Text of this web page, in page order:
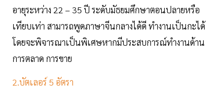
อายุระหว่าง 22 – 35 ปี ระดับมัธยมศึกษาตอนปลายหรือ
เทียบเท่า สามารถพูดภาษาจีนกลางได้ดี ทำงานเป็นกะได้
โดยจะพิจารณาเป็นพิเศษหากมีประสบการณ์ทำงานด้าน
การตลาด การขาย
2.บัตเลอร์ 5 อัตรา